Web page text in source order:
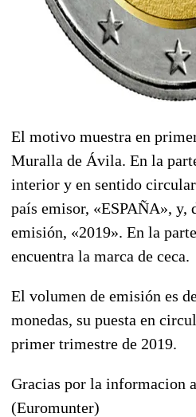
El motivo muestra en
Muralla de Ávila. En la
interior y en sentido
país emisor, «ESPAÑA», y,
emisión, «2019». En la
encuentra la marca de ceca.
El volumen de emisión es
monedas, su puesta en
primer trimestre de 2019.
Gracias por la informacion
(Euromunter)